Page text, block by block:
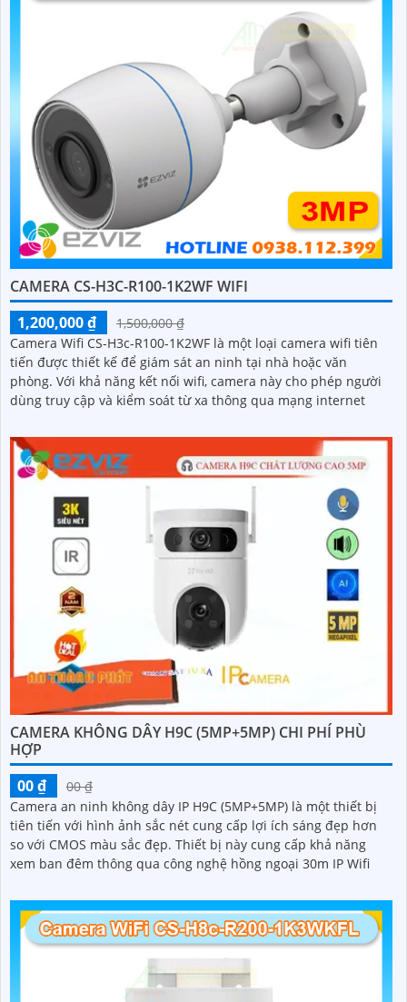
CAMERA CS-H3C-R100-1K2WF WIFI
1,200,000 ₫
1,500,000 ₫
Camera Wifi CS-H3c-R100-1K2WF là một loại camera wifi tiên
tiến được thiết kế để giám sát an ninh tại nhà hoặc văn
phòng. Với khả năng kết nối wifi, camera này cho phép người
dùng truy cập và kiểm soát từ xa thông qua mạng internet
CAMERA KHÔNG DÂY H9C (5MP+5MP) CHI PHÍ PHÙ
HỢP
00 ₫
00 ₫
Camera an ninh không dây IP H9C (5MP+5MP) là một thiết bị
tiên tiến với hình ảnh sắc nét cung cấp lợi ích sáng đẹp hơn
so với CMOS màu sắc đẹp. Thiết bị này cung cấp khả năng
xem ban đêm thông qua công nghệ hồng ngoại 30m IP Wifi